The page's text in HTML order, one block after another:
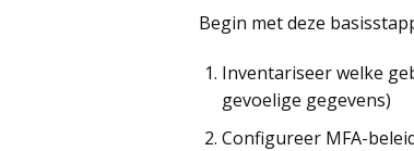
Begin met deze
Inventariseer welke
gevoelige gegevens)
Configureer MFA-